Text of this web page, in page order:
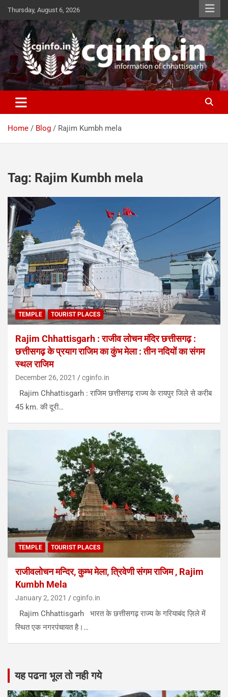
content
Thursday, August 6, 2026
cginfo.in
information of Chhattisgarh
Home Blog Rajim Kumbh mela
Tag: Rajim Kumbh mela
TEMPLE TOURIST PLACES
Rajim Chhattisgarh : राजीव लोचन मंदिर छत्तीसगढ़ :
छत्तीसगढ़ के प्रयाग राजिम का कुंभ मेला : तीन नदियों का संगम
स्थल राजिम
December 26, 2021 cginfo.in
Rajim Chhattisgarh : राजिम छत्तीसगढ़ राज्य के रायपुर जिले से करीब
45 km. की दूरी…
TEMPLE TOURIST PLACES
राजीवलोचन मन्दिर, कुम्भ मेला, त्रिवेणी संगम राजिम , Rajim
Kumbh Mela
January 2, 2021 cginfo.in
Rajim Chhattisgarh भारत के छत्तीसगढ़ राज्य के गरियाबंद ज़िले में
स्थित एक नगरपंचायत है।…
यह पढना भूल तो नही गये